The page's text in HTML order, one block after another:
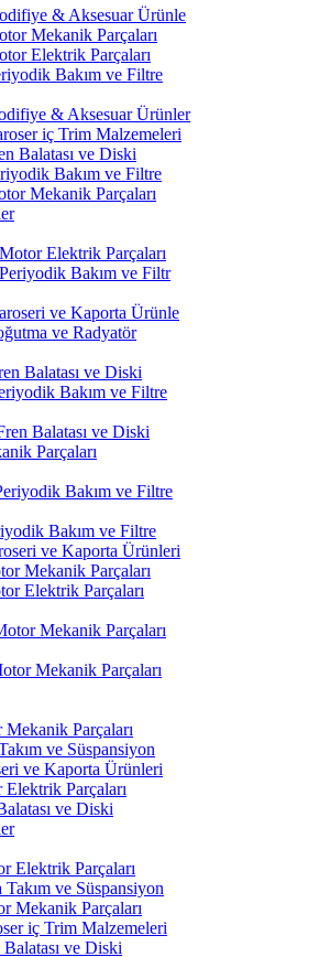
& Aksesuar Ürünle
Mekanik Parçaları
Elektrik Parçaları
Bakım ve Filtre
& Aksesuar Ürünler
iç Trim Malzemeleri
Balatası ve Diski
Bakım ve Filtre
Mekanik Parçaları
Elektrik Parçaları
Bakım ve Filtr
ve Kaporta Ürünle
ve Radyatör
Balatası ve Diski
Bakım ve Filtre
Balatası ve Diski
Parçaları
Bakım ve Filtre
Bakım ve Filtre
ve Kaporta Ürünleri
Mekanik Parçaları
Elektrik Parçaları
Mekanik Parçaları
Mekanik Parçaları
Parçaları
ve Süspansiyon
ve Kaporta Ürünleri
Parçaları
ve Diski
Elektrik Parçaları
ve Süspansiyon
Mekanik Parçaları
iç Trim Malzemeleri
ve Diski